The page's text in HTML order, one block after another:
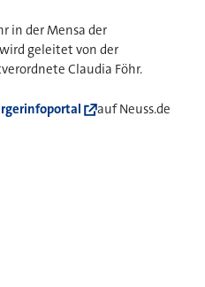
in der Mensa der
geleitet von der
Claudia Föhr.
auf Neuss.de